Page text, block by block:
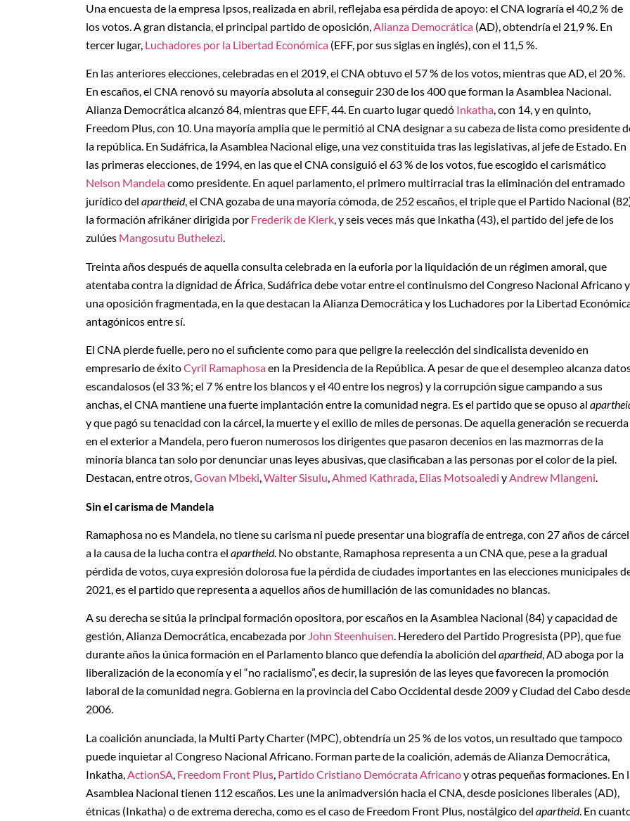
Una encuesta de la empresa Ipsos, realizada en abril, reflejaba esa pérdida de apoyo: el CNA lograría el 40,2 % de
los votos. A gran distancia, el principal partido de oposición,Alianza Democrática (AD), obtendría el 21,9 %. En
tercer lugar, Luchadores por la Libertad Económica (EFF, por sus siglas en inglés), con el 11,5 %.
En las anteriores elecciones, celebradas en el 2019, el CNA obtuvo el 57 % de los votos, mientras que AD, el 20 %.
En escaños, el CNA renovó su mayoría absoluta al conseguir 230 de los 400 que forman la Asamblea Nacional.
Alianza Democrática alcanzó 84, mientras que EFF, 44. En cuarto lugar quedó Inkatha, con 14, y en quinto,
Freedom Plus, con 10. Una mayoría amplia que le permitió al CNA designar a su cabeza de lista como presidente
la república. En Sudáfrica, la Asamblea Nacional elige, una vez constituida tras las legislativas, al jefe de Estado. En
las primeras elecciones, de 1994, en las que el CNA consiguió el 63 % de los votos, fue escogido el carismático
Nelson Mandelacomo presidente. En aquel parlamento, el primero multirracial tras la eliminación del entramado
jurídico del apartheid, el CNA gozaba de una mayoría cómoda, de 252 escaños, el triple que el Partido Nacional
la formación afrikáner dirigida por Frederik de Klerk, y seis veces más que Inkatha (43), el partido del jefe de los
zulúes Mangosutu Buthelezi.
Treinta años después de aquella consulta celebrada en la euforia por la liquidación de un régimen amoral, que
atentaba contra la dignidad de África, Sudáfrica debe votar entre el continuismo del Congreso Nacional Africano y
una oposición fragmentada, en la que destacan la Alianza Democrática y los Luchadores por la Libertad
antagónicos entre sí.
El CNA pierde fuelle, pero no el suficiente como para que peligre la reelección del sindicalista devenido en
empresario de éxitoCyril Ramaphosaen la Presidencia de la República. A pesar de que el desempleo alcanza
escandalosos (el 33 %; el 7 % entre los blancos y el 40 entre los negros) y la corrupción sigue campando a sus
anchas, el CNA mantiene una fuerte implantación entre la comunidad negra. Es el partido que se opuso al
y que pagó su tenacidad con la cárcel, la muerte y el exilio de miles de personas. De aquella generación se recuerda
en el exterior a Mandela, pero fueron numerosos los dirigentes que pasaron decenios en las mazmorras de la
minoría blanca tan solo por denunciar unas leyes abusivas, que clasificaban a las personas por el color de la piel.
Destacan, entre otros,Govan Mbeki,Walter Sisulu,Ahmed Kathrada, Elias Motsoaledi yAndrew Mlangeni.
Sin el carisma de Mandela
Ramaphosa no es Mandela, no tiene su carisma ni puede presentar una biografía de entrega, con 27 años de
a la causa de la lucha contra el apartheid. No obstante, Ramaphosa representa a un CNA que, pese a la gradual
pérdida de votos, cuya expresión dolorosa fue la pérdida de ciudades importantes en las elecciones municipales
2021, es el partido que representa a aquellos años de humillación de las comunidades no blancas.
A su derecha se sitúa la principal formación opositora, por escaños en la Asamblea Nacional (84) y capacidad de
gestión, Alianza Democrática, encabezada por John Steenhuisen. Heredero del Partido Progresista (PP), que fue
durante años la única formación en el Parlamento blanco que defendía la abolición del apartheid, AD aboga por la
liberalización de la economía y el “no racialismo”, es decir, la supresión de las leyes que favorecen la promoción
laboral de la comunidad negra. Gobierna en la provincia del Cabo Occidental desde 2009 y Ciudad del Cabo desde
2006.
La coalición anunciada, la Multi Party Charter (MPC), obtendría un 25 % de los votos, un resultado que tampoco
puede inquietar al Congreso Nacional Africano. Forman parte de la coalición, además de Alianza Democrática,
Inkatha, ActionSA Freedom Front Plus Partido Cristiano Demócrata Africanoy otras pequeñas formaciones. En
Asamblea Nacional tienen 112 escaños. Les une la animadversión hacia el CNA, desde posiciones liberales (AD),
étnicas (Inkatha) o de extrema derecha, como es el caso de Freedom Front Plus, nostálgico del apartheid. En